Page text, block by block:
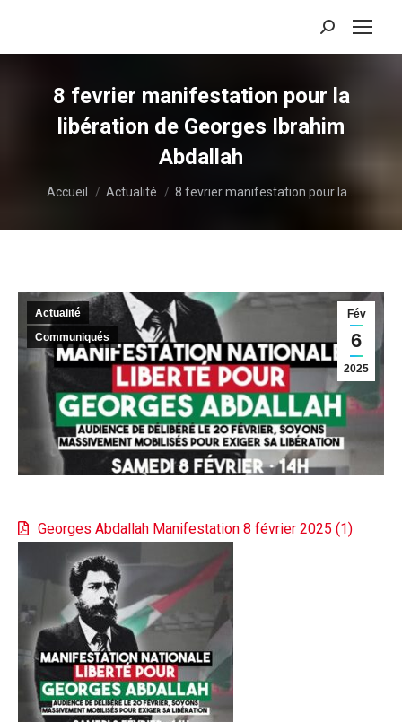
Recherche
:
8 fevrier manifestation pour la
libération de Georges Ibrahim
Abdallah
Vous êtes ici :
Accueil Actualité 8 fevrier manifestation pour la…
Fév
6
2025
Actualité
Communiqués
Georges Abdallah Manifestation 8 février 2025 (1)